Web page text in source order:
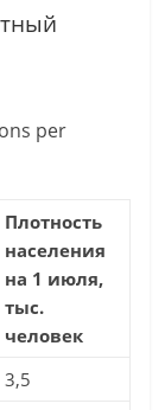
per
Плотность
населения
на 1 июля,
тыс.
человек
3,5